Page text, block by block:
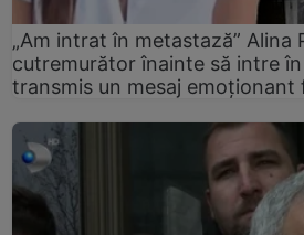
„Am intrat în metastază” Alina
cutremurător înainte să intre
transmis un mesaj emoționant